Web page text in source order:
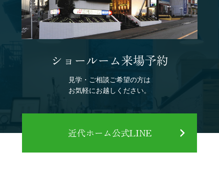
ショールーム来場予約
見学・ご相談ご希望の方は
お気軽にお越しください。
近代ホーム公式LINE